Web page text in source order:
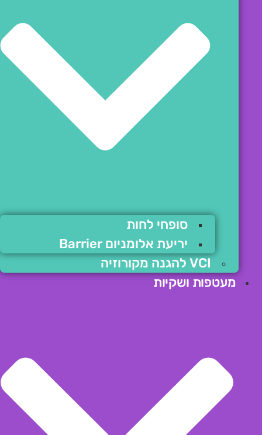
סופחי לחות
יריעת אלומניום Barrier
VCI להגנה מקורוזיה
מעטפות ושקיות